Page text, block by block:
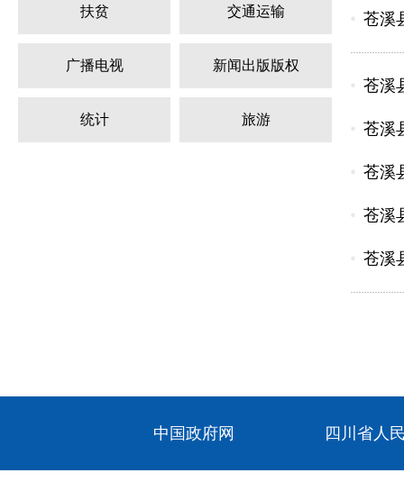
扶贫 交通运输
广播电视 新闻出版版权
统计 旅游
苍溪
苍溪
苍溪
苍溪
苍溪
苍溪
中国政府网 四川省人